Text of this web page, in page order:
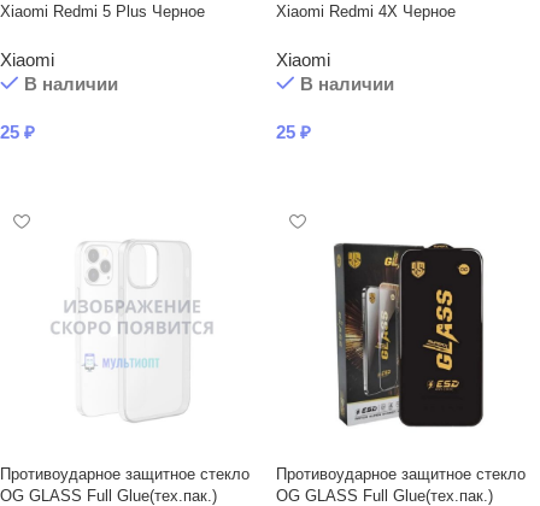
Xiaomi Redmi 5 Plus Черное
Xiaomi
В наличии
25 ₽
Xiaomi Redmi 4X Черное
Xiaomi
В наличии
25 ₽
Противоударное защитное стекло
OG GLASS Full Glue(тех.пак.)
Противоударное защитное стекло
OG GLASS Full Glue(тех.пак.)